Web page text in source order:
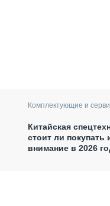
Комплектующие и
Китайская
стоит ли покупать
внимание в 2026